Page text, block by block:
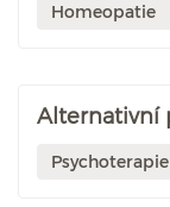
Homeopatie
Alternativní
Psychoterapie